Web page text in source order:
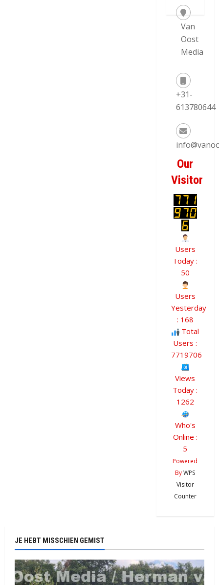
Van
Oost
Media
+31-
613780644
Our
Visitor
Users
Today :
50
Users
Yesterday
: 168
Total
Users :
7719706
Views
Today :
1262
Who's
Online :
5
Powered
ByWPS
Visitor
Counter
JE HEBT MISSCHIEN GEMIST